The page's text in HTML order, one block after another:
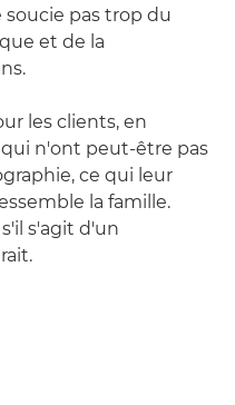
soucie pas trop du
et de la
les clients, en
n'ont peut-être pas
ce qui leur
la famille.
s'agit d'un